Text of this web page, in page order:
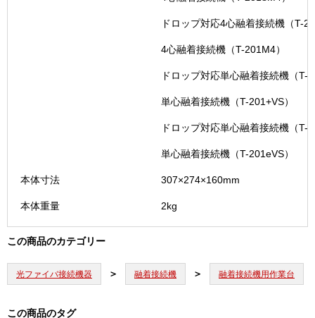
ドロップ対応4心融着接続機（T-
4心融着接続機（T-201M4）
ドロップ対応単心融着接続機（T-
単心融着接続機（T-201+VS）
ドロップ対応単心融着接続機（T-
単心融着接続機（T-201eVS）
本体寸法 307×274×160mm
本体重量 2kg
この商品のカテゴリー
光ファイバ接続機器 融着接続機 融着接続機用作業台
この商品のタグ